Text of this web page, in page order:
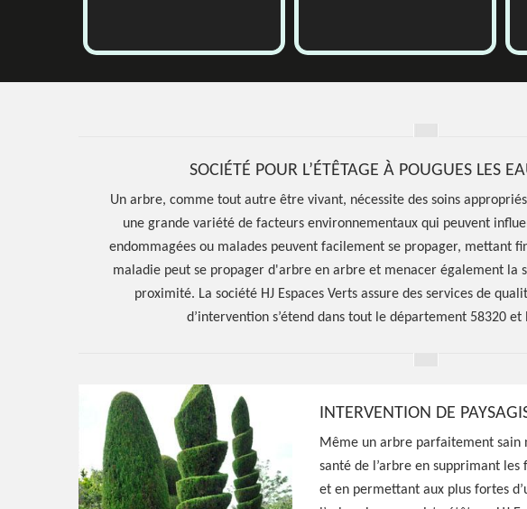
Hoerter Joseph Elagage 58
Spécialiste en
SOCIÉTÉ POUR L’ÉTÊTAGE À POUGUES LES
Un arbre, comme tout autre être vivant, nécessite des soins
une grande variété de facteurs environnementaux qui peuvent
endommagées ou malades peuvent facilement se propager, mettant
maladie peut se propager d'arbre en arbre et menacer également la
proximité. La société HJ Espaces Verts assure des services de
d’intervention s’étend dans tout le département 58320
INTERVENTION DE
Même un arbre parfaitement sain
santé de l’arbre en supprimant
et en permettant aux plus fortes